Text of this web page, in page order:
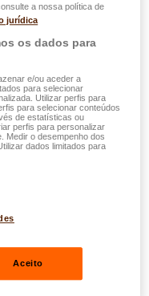
pas besoin de
possible dese
(ou anciens
est indispensable de
N° client, N°
de passe)
profitez d'une
a nossa política de
jurídica
os dados para
e/ou aceder a
para selecionar
Utilizar perfis para
para selecionar conteúdos
de estatísticas ou
perfis para personalizar
Medir o desempenho dos
dados limitados para
Aceito